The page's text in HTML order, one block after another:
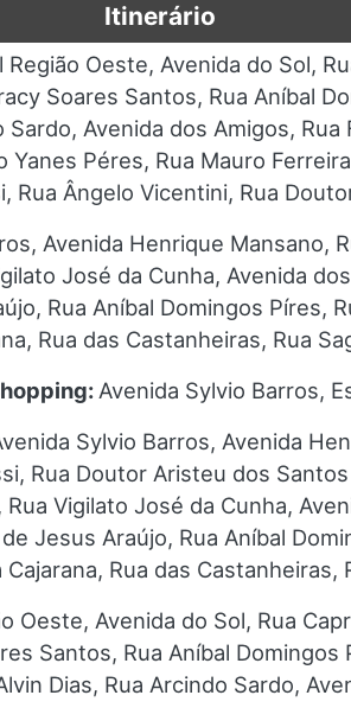
Itinerário
Região Oeste, Avenida do Sol,
Soares Santos, Rua Aníbal
Sardo, Avenida dos Amigos,
Yanes Péres, Rua Mauro
Rua Ângelo Vicentini, Rua
Avenida Henrique Mansano,
José da Cunha, Avenida
Rua Aníbal Domingos Píres,
Rua das Castanheiras, Rua
Avenida Sylvio Barros,
Sylvio Barros, Avenida
Rua Doutor Aristeu dos
Vigilato José da Cunha,
Jesus Araújo, Rua Aníbal
Rua das
Oeste, Avenida do Sol, Rua
Santos, Rua Aníbal
Dias, Rua Arcindo Sardo,